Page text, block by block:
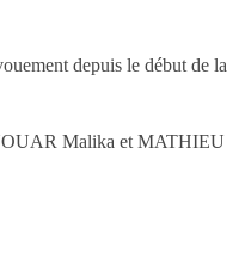
depuis le début de la
Malika et MATHIEU